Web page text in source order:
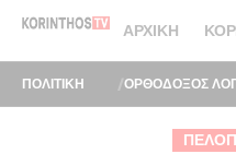
ΑΡΧΙΚΉ
ΠΟΛΙΤΙΚΗ ΟΡΘΟΔΟΞΟΣ